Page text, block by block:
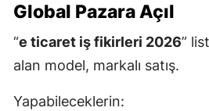
Global Pazara Açıl
“e ticaret iş fikirleri 2026”
alan model, markalı satış.
Yapabileceklerin: